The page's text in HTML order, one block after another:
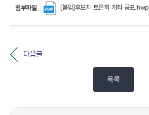
첨부파일 [붙임]후보자 토론회 개최 공표.hwp
다음글
목록